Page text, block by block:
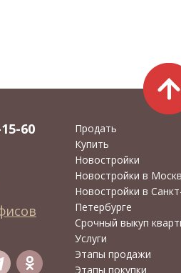
60
Продать
Купить
Новостройки
Новостройки в
Новостройки в
Петербурге
Срочный выкуп
Услуги
Этапы продажи
Этапы покупки